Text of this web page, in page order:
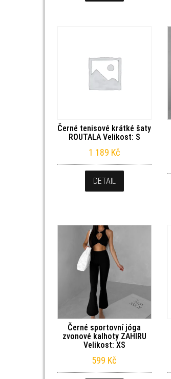
Černé tenisové krátké šaty
ROUTALA Velikost: S
1 189 Kč
DETAIL
Černé sportovní jóga
zvonové kalhoty ZAHIRU
Velikost: XS
599 Kč